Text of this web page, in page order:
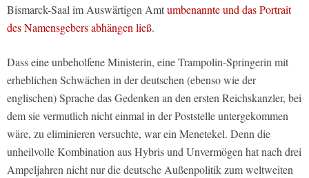
Bismarck-Saal im Auswärtigen Amtumbenannte und das Portrait
des Namensgebers abhängen ließ.
Dass eine unbeholfene Ministerin, eine Trampolin-Springerin mit
erheblichen Schwächen in der deutschen (ebenso wie der
englischen) Sprache das Gedenken an den ersten Reichskanzler, bei
dem sie vermutlich nicht einmal in der Poststelle untergekommen
wäre, zu eliminieren versuchte, war ein Menetekel. Denn die
unheilvolle Kombination aus Hybris und Unvermögen hat nach drei
Ampeljahren nicht nur die deutsche Außenpolitik zum weltweiten